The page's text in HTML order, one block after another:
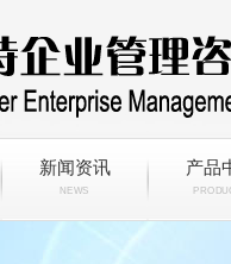
新闻资讯
NEWS
产品